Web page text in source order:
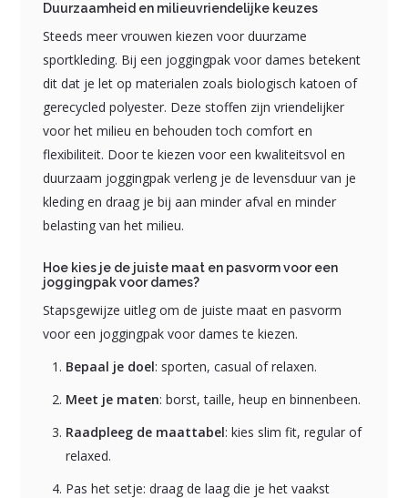
Duurzaamheid en milieuvriendelijke keuzes
Steeds meer vrouwen kiezen voor duurzame
sportkleding. Bij een joggingpak voor dames betekent
dit dat je let op materialen zoals biologisch katoen of
gerecycled polyester. Deze stoffen zijn vriendelijker
voor het milieu en behouden toch comfort en
flexibiliteit. Door te kiezen voor een kwaliteitsvol en
duurzaam joggingpak verleng je de levensduur van je
kleding en draag je bij aan minder afval en minder
belasting van het milieu.
Hoe kies je de juiste maat en pasvorm voor een
joggingpak voor dames?
Stapsgewijze uitleg om de juiste maat en pasvorm
voor een joggingpak voor dames te kiezen.
Bepaal je doel: sporten, casual of relaxen.
Meet je maten: borst, taille, heup en binnenbeen.
Raadpleeg de maattabel: kies slim fit, regular of
relaxed.
Pas het setje: draag de laag die je het vaakst